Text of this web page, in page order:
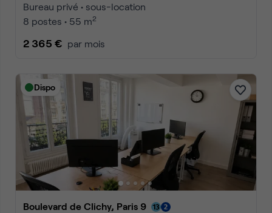
Bureau privé • sous-location
8 postes • 55 m2
2 365 € par mois
Dispo
Boulevard de Clichy, Paris 9